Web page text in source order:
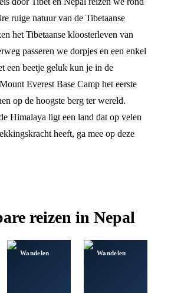
ruige natuur van de Tibetaanse
het Tibetaanse kloosterleven van
passeren we dorpjes en een enkel
een beetje geluk kun je in de
Everest Base Camp het eerste
op de hoogste berg ter wereld.
Himalaya ligt een land dat op velen
heeft, ga mee op deze
reizen in Nepal
Wandelen Wandelen